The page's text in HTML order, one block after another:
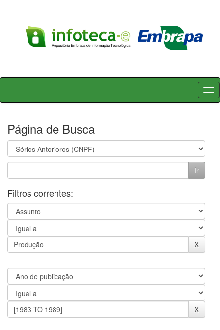
Skip
Página de Busca
Filtros correntes: